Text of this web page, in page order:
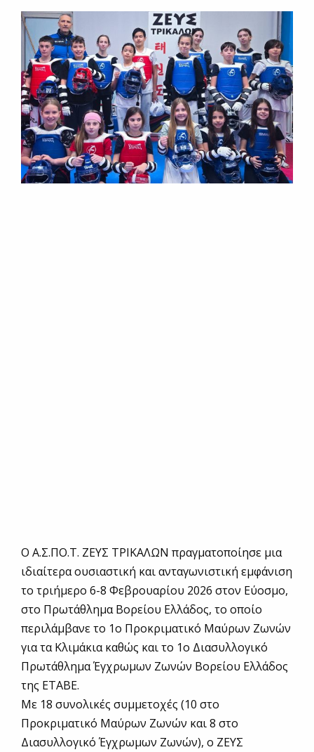
Ο Α.Σ.ΠΟ.Τ. ΖΕΥΣ ΤΡΙΚΑΛΩΝ πραγματοποίησε μια
ιδιαίτερα ουσιαστική και ανταγωνιστική εμφάνιση
το τριήμερο 6-8 Φεβρουαρίου 2026 στον Εύοσμο,
στο Πρωτάθλημα Βορείου Ελλάδος, το οποίο
περιλάμβανε το 1ο Προκριματικό Μαύρων Ζωνών
για τα Κλιμάκια καθώς και το 1ο Διασυλλογικό
Πρωτάθλημα Έγχρωμων Ζωνών Βορείου Ελλάδος
της ΕΤΑΒΕ.
Με 18 συνολικές συμμετοχές (10 στο
Προκριματικό Μαύρων Ζωνών και 8 στο
Διασυλλογικό Έγχρωμων Ζωνών), ο ΖΕΥΣ